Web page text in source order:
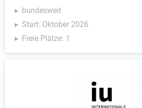
bundesweit
Start: Oktober 2026
Freie Plätze: 1